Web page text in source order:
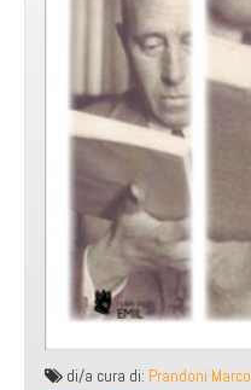
di/a cura di: Prandoni Marco